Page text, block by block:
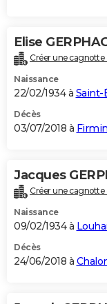
Elise
Créer une cagnotte
Naissance
22/02/1934 à Saint-
Décès
03/07/2018 à
Jacques
Créer une cagnotte
Naissance
09/02/1934 à
Décès
24/06/2018 à